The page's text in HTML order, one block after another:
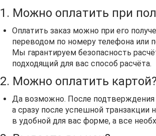
1. Можно оплатить при
Оплатить заказ можно при его
переводом по номеру телефона или
Мы гарантируем безопасность
подходящий для вас способ расчёта.
2. Можно оплатить
Да возможно. После подтверждения
а сразу после успешной транзакции
в удобной для вас форме, а все